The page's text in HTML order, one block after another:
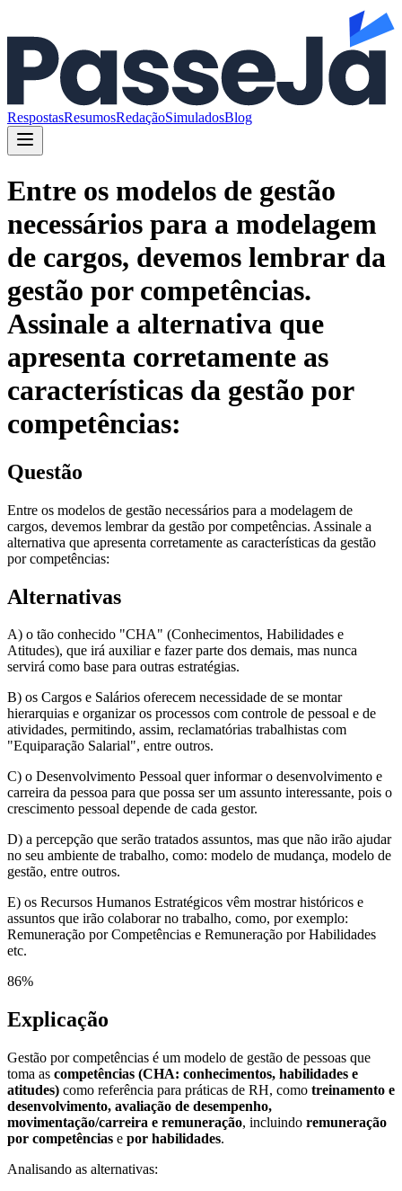
RespostasResumosRedaçãoSimuladosBlog
Entre os modelos de gestão
necessários para a modelagem
de cargos, devemos lembrar da
gestão por competências.
Assinale a alternativa que
apresenta corretamente as
características da gestão por
competências:
Questão
Entre os modelos de gestão necessários para a modelagem de
cargos, devemos lembrar da gestão por competências. Assinale a
alternativa que apresenta corretamente as características da gestão
por competências:
Alternativas
A) o tão conhecido "CHA" (Conhecimentos, Habilidades e
Atitudes), que irá auxiliar e fazer parte dos demais, mas nunca
servirá como base para outras estratégias.
B) os Cargos e Salários oferecem necessidade de se montar
hierarquias e organizar os processos com controle de pessoal e de
atividades, permitindo, assim, reclamatórias trabalhistas com
"Equiparação Salarial", entre outros.
C) o Desenvolvimento Pessoal quer informar o desenvolvimento e
carreira da pessoa para que possa ser um assunto interessante, pois o
crescimento pessoal depende de cada gestor.
D) a percepção que serão tratados assuntos, mas que não irão ajudar
no seu ambiente de trabalho, como: modelo de mudança, modelo de
gestão, entre outros.
E) os Recursos Humanos Estratégicos vêm mostrar históricos e
assuntos que irão colaborar no trabalho, como, por exemplo:
Remuneração por Competências e Remuneração por Habilidades
etc.
86%
Explicação
Gestão por competências é um modelo de gestão de pessoas que
toma as competências (CHA: conhecimentos, habilidades e
atitudes) como referência para práticas de RH, como treinamento e
desenvolvimento, avaliação de desempenho,
movimentação/carreira e remuneração, incluindo remuneração
por competências e por habilidades.
Analisando as alternativas: